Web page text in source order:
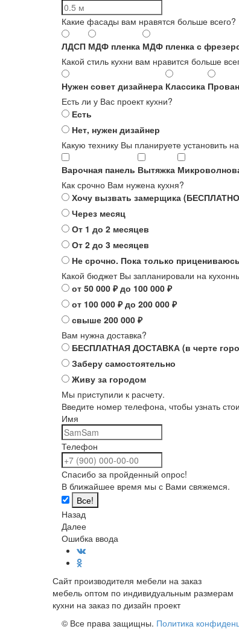
Какие фасады вам нравятся больше всего?
ЛДСП МДФ пленка МДФ пленка с
Какой стиль кухни вам нравится больше
Нужен совет дизайнера Классика
Есть ли у Вас проект кухни?
Есть
Нет, нужен дизайнер
Какую технику Вы планируете установить
Варочная панель Вытяжка
Как срочно Вам нужена кухня?
Хочу вызвать замерщика
Через месяц
От 1 до 2 месяцев
От 2 до 3 месяцев
Не срочно. Пока только прицениваюсь
Какой бюджет Вы запланировали на
от 50 000 ₽ до 100 000 ₽
от 100 000 ₽ до 200 000 ₽
свыше 200 000 ₽
Вам нужна доставка?
БЕСПЛАТНАЯ ДОСТАВКА (в черте
Заберу самостоятельно
Живу за городом
Мы приступили к расчету.
Введите номер телефона, чтобы узнать
Имя
Телефон
Спасибо за пройденный опрос!
В ближайшее время мы с Вами свяжемся.
Назад
Далее
Ошибка ввода
Сайт производителя мебели на заказ
мебель оптом по индивидуальным размерам
кухни на заказ по дизайн проект
© Все права защищны. Политика